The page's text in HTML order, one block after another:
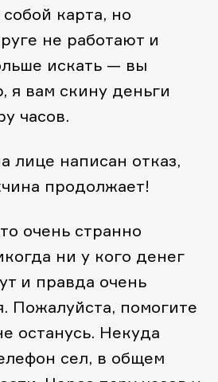
карта, но
не работают и
искать — вы
я вам скину деньги
часов.
лице написан отказ,
продолжает!
очень странно
ни у кого денег
и правда очень
Пожалуйста, помогите
останусь. Некуда
сел, в общем